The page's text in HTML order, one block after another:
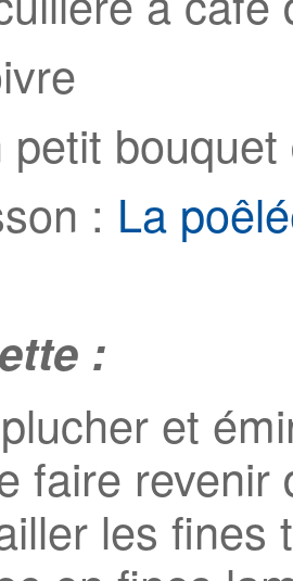
petit
: La
:
et
faire revenir
les fines